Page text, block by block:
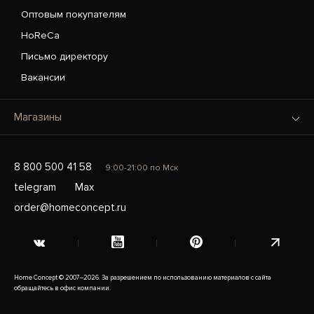
Оптовым покупателям
HoReCa
Письмо директору
Вакансии
Магазины
8 800 500 41 58 9:00-21:00 по Мск
telegram
Max
order@homeconcept.ru
Home Concept © 2007–2026. За разрешением по использованию материалов с сайта
обращайтесь в офис компании.